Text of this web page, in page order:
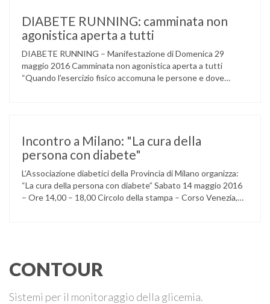
gruppo musicale GROOVY LEMONS di PREGNANA
MILANESE. L’ Associazione …
DIABETE RUNNING: camminata non
agonistica aperta a tutti
DIABETE RUNNING – Manifestazione di Domenica 29
maggio 2016 Camminata non agonistica aperta a tutti
“Quando l’esercizio fisico accomuna le persone e dove
Incontro a Milano: "La cura della
persona con diabete"
L’Associazione diabetici della Provincia di Milano organizza:
“La cura della persona con diabete” Sabato 14 maggio 2016
– Ore 14,00 – 18,00 Circolo della stampa – Corso Venezia,
CONTOUR
Sistemi per il monitoraggio della glicemia.